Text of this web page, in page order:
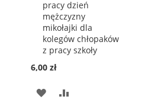
pracy dzień
mężczyzny
mikołajki dla
kolegów chłopaków
z pracy szkoły
6,00 zł
DODAJ